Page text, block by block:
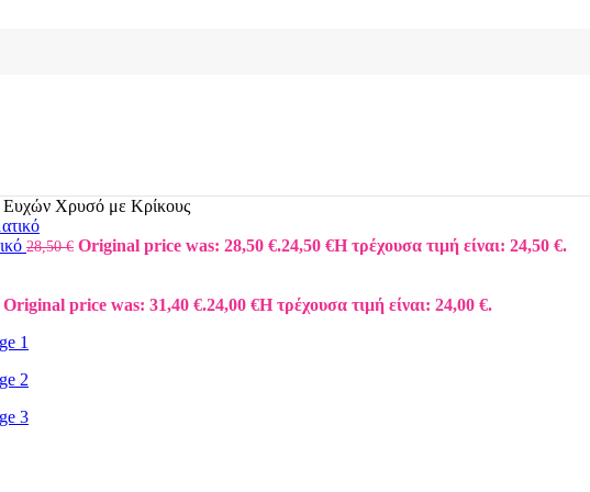
Ευχών Χρυσό με Κρίκους
28,50€ Original price was: 28,50 €.24,50 €Η τρέχουσα τιμή είναι: 24,50 €.
Original price was: 31,40 €.24,00 €Η τρέχουσα τιμή είναι: 24,00 €.